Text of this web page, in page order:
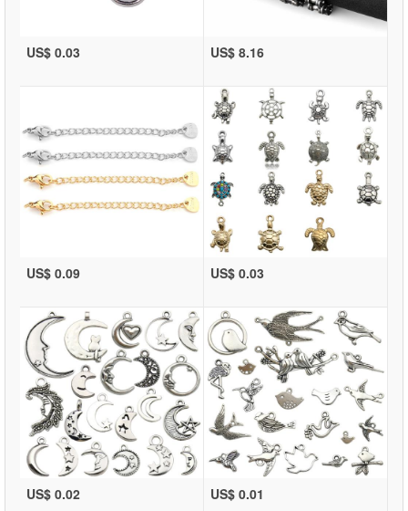
US$ 0.03 US$ 8.16
US$ 0.09 US$ 0.03
US$ 0.02 US$ 0.01